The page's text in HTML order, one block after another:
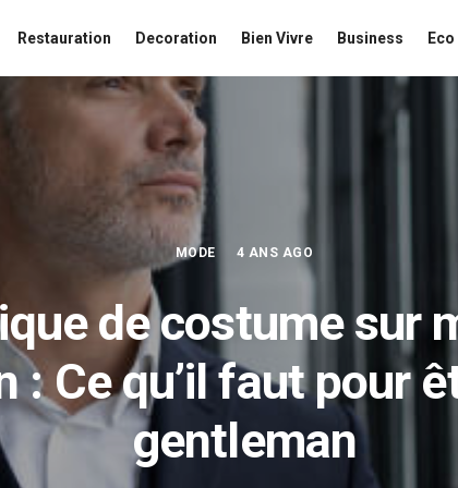
Restauration Decoration Bien Vivre Business Eco
MODE 4 ANS AGO
de costume sur
: Ce qu’il faut pour
gentleman